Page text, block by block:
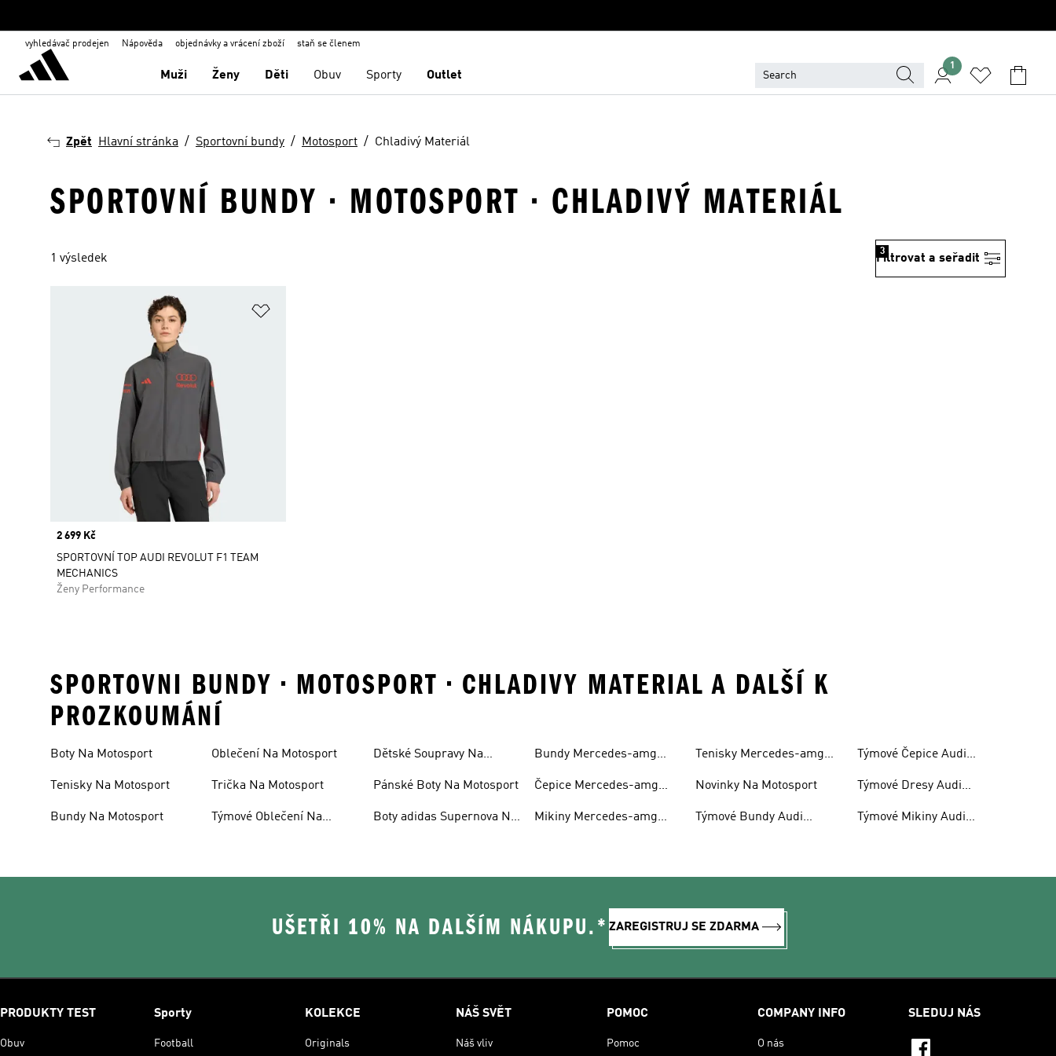
vyhledávač prodejen Nápověda objednávky a vrácení zboží staň se členem
Muži Ženy Děti Obuv Sporty Outlet
1
Zpět Hlavní stránka Sportovní bundy Motosport Chladivý Materiál
SPORTOVNÍ BUNDY · MOTOSPORT · CHLADIVÝ MATERIÁL
1 výsledek Filtrovat a seřadit
3
Price
2 699 Kč
SPORTOVNÍ TOP AUDI REVOLUT F1 TEAM
MECHANICS
Ženy Performance
SPORTOVNI BUNDY • MOTOSPORT • CHLADIVY MATERIAL A DALŠÍ K
PROZKOUMÁNÍ
Boty Na Motosport
Tenisky Na Motosport
Bundy Na Motosport
Oblečení Na Motosport
Trička Na Motosport
Týmové Oblečení Na
Dětské Soupravy Na
Pánské Boty Na Motosport
Boty adidas Supernova Na
Bundy Mercedes-amg
Čepice Mercedes-amg
Mikiny Mercedes-amg
Tenisky Mercedes-amg
Novinky Na Motosport
Týmové Bundy Audi
Týmové Čepice Audi
Týmové Dresy Audi
Týmové Mikiny Audi
UŠETŘI 10% NA DALŠÍM NÁKUPU.* ZAREGISTRUJ SE ZDARMA
PRODUKTY TEST
Obuv
Sporty
Football
KOLEKCE
Originals
NÁŠ SVĚT
Náš vliv
POMOC
Pomoc
COMPANY INFO
O nás
SLEDUJ NÁS